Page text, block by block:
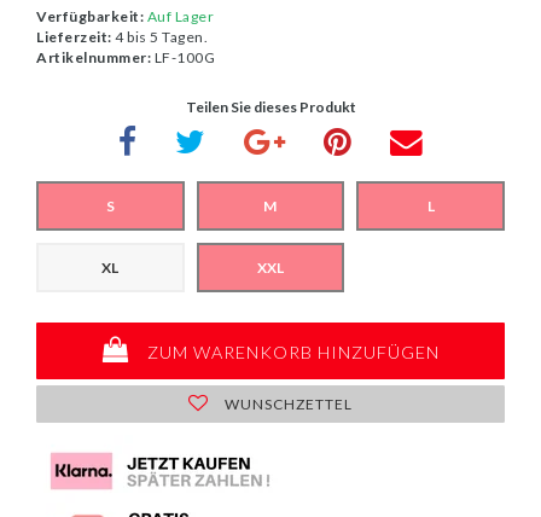
Verfügbarkeit: Auf Lager
Lieferzeit: 4 bis 5 Tagen.
Artikelnummer: LF-100G
Teilen Sie dieses Produkt
S M L
XL XXL
ZUM WARENKORB HINZUFÜGEN
WUNSCHZETTEL